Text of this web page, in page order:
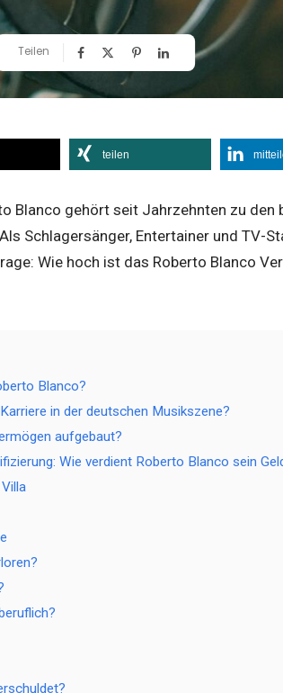
Teilen
teilen
Blanco gehört seit Jahrzehnten zu den
Schlagersänger, Entertainer und TV-
Wie hoch ist das Roberto Blanco
Blanco?
in der deutschen Musikszene?
aufgebaut?
Wie verdient Roberto Blanco sein